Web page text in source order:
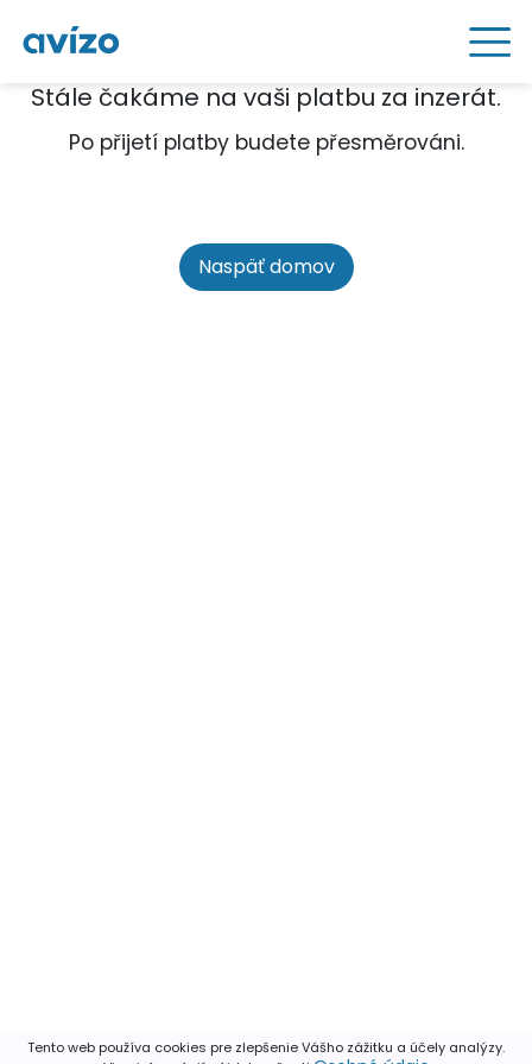
Tento web používa cookies pre zlepšenie Vášho zážitku a účely analýzy.
Stále čakáme na vaši platbu za inzerát.
Po přijetí platby budete přesměrováni.
Naspäť domov